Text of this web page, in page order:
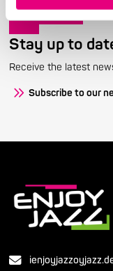
Stay up to
Receive the latest
Subscribe to our